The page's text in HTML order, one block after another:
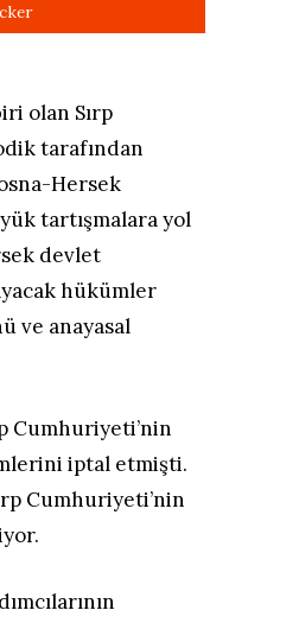
olan Sırp
tarafından
Hersek
tartışmalara yol
devlet
hükümler
ve anayasal
Cumhuriyeti’nin
iptal etmişti.
Cumhuriyeti’nin